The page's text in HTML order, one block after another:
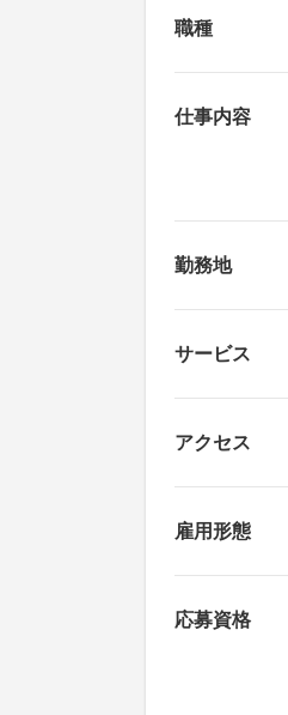
職種
仕事内容
勤務地
サービス
アクセス
雇用形態
応募資格